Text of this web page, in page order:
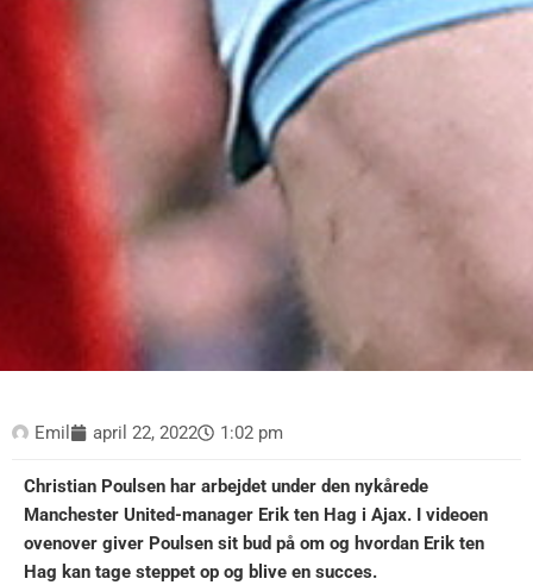
Emil april 22, 2022 1:02 pm
Christian Poulsen har arbejdet under den nykårede
Manchester United-manager Erik ten Hag i Ajax. I videoen
ovenover giver Poulsen sit bud på om og hvordan Erik ten
Hag kan tage steppet op og blive en succes.